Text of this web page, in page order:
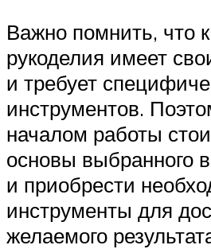
Важно помнить, что
рукоделия имеет
и требует
инструментов.
началом работы
основы выбранного
и приобрести
инструменты для
желаемого